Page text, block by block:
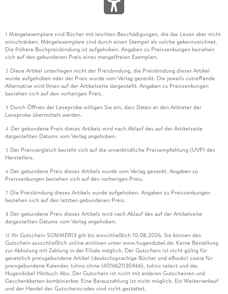
1 Mängelexemplare sind Bücher mit leichten Beschädigungen, die das Lesen aber nicht
einschränken. Mängelexemplare sind durch einen Stempel als solche gekennzeichnet.
Die frühere Buchpreisbindung ist aufgehoben. Angaben zu Preissenkungen beziehen
sich auf den gebundenen Preis eines mangelfreien Exemplars.
2 Diese Artikel unterliegen nicht der Preisbindung, die Preisbindung dieser Artikel
wurde aufgehoben oder der Preis wurde vom Verlag gesenkt. Die jeweils zutreffende
Alternative wird Ihnen auf der Artikelseite dargestellt. Angaben zu Preissenkungen
beziehen sich auf den vorherigen Preis.
3 Durch Öffnen der Leseprobe willigen Sie ein, dass Daten an den Anbieter der
Leseprobe übermittelt werden.
4 Der gebundene Preis dieses Artikels wird nach Ablauf des auf der Artikelseite
dargestellten Datums vom Verlag angehoben.
5 Der Preisvergleich bezieht sich auf die unverbindliche Preisempfehlung (UVP) des
Herstellers.
6 Der gebundene Preis dieses Artikels wurde vom Verlag gesenkt. Angaben zu
Preissenkungen beziehen sich auf den vorherigen Preis.
7 Die Preisbindung dieses Artikels wurde aufgehoben. Angaben zu Preissenkungen
beziehen sich auf den letzten gebundenen Preis.
8 Der gebundene Preis dieses Artikels wird nach Ablauf des auf der Artikelseite
dargestellten Datums vom Verlag angehoben.
12 Ihr Gutschein SOMMER13 gilt bis einschließlich 10.08.2026. Sie können den
Gutschein ausschließlich online einlösen unter www.hugendubel.de. Keine Bestellung
zur Abholung mit Zahlung in der Filiale möglich. Der Gutschein ist nicht gültig für
gesetzlich preisgebundene Artikel (deutschsprachige Bücher und eBooks) sowie für
preisgebundene Kalender, tolino shine (4016621130466), tolino select und das
Hugendubel Hörbuch Abo. Der Gutschein ist nicht mit anderen Gutscheinen und
Geschenkkarten kombinierbar. Eine Barauszahlung ist nicht möglich. Ein Weiterverkauf
und der Handel des Gutscheincodes sind nicht gestattet.